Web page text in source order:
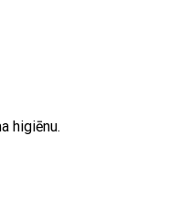
higiēnu.